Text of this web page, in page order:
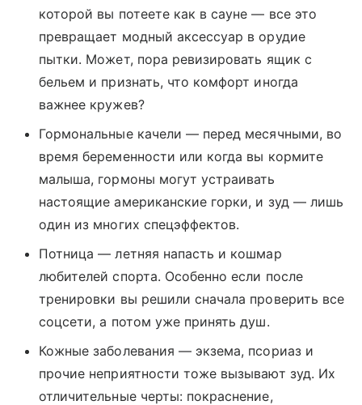
которой вы потеете как в сауне — все это
превращает модный аксессуар в орудие
пытки. Может, пора ревизировать ящик с
бельем и признать, что комфорт иногда
важнее кружев?
Гормональные качели — перед месячными, во
время беременности или когда вы кормите
малыша, гормоны могут устраивать
настоящие американские горки, и зуд — лишь
один из многих спецэффектов.
Потница — летняя напасть и кошмар
любителей спорта. Особенно если после
тренировки вы решили сначала проверить все
соцсети, а потом уже принять душ.
Кожные заболевания — экзема, псориаз и
прочие неприятности тоже вызывают зуд. Их
отличительные черты: покраснение,